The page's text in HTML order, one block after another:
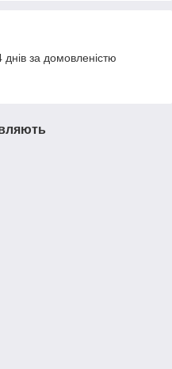
за домовленістю